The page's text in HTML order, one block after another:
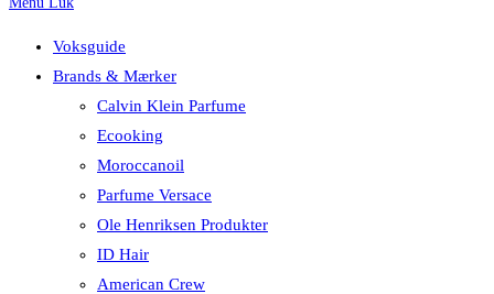
Voksguide
Brands & Mærker
Calvin Klein Parfume
Ecooking
Moroccanoil
Parfume Versace
Ole Henriksen Produkter
ID Hair
American Crew